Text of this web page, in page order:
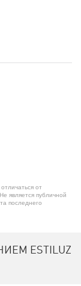
от
является публичной
последнего
ESTILUZ